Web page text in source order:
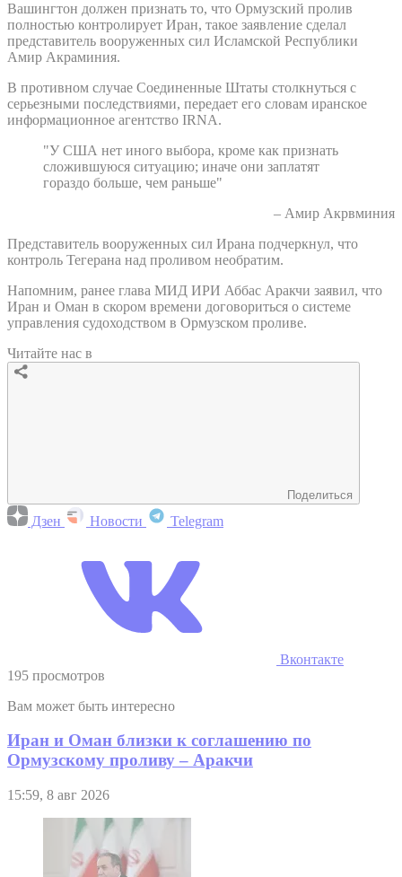
Вашингтон должен признать то, что Ормузский пролив
полностью контролирует Иран, такое заявление сделал
представитель вооруженных сил Исламской Республики
Амир Акраминия.
В противном случае Соединенные Штаты столкнуться с
серьезными последствиями, передает его словам иранское
информационное агентство IRNA.
"У США нет иного выбора, кроме как признать
сложившуюся ситуацию; иначе они заплатят
гораздо больше, чем раньше"
– Амир Акрвминия
Представитель вооруженных сил Ирана подчеркнул, что
контроль Тегерана над проливом необратим.
Напомним, ранее глава МИД ИРИ Аббас Аракчи заявил, что
Иран и Оман в скором времени договориться о системе
управления судоходством в Ормузском проливе.
Читайте нас в
Поделиться
Дзен Новости Telegram
Вконтакте
195 просмотров
Вам может быть интересно
Иран и Оман близки к соглашению по
Ормузскому проливу – Аракчи
15:59, 8 авг 2026